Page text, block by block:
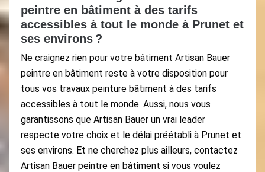
peintre en bâtiment à des tarifs
accessibles à tout le monde à Prunet et
ses environs ?
Ne craignez rien pour votre bâtiment Artisan Bauer
peintre en bâtiment reste à votre disposition pour
tous vos travaux peinture bâtiment à des tarifs
accessibles à tout le monde. Aussi, nous vous
garantissons que Artisan Bauer un vrai leader
respecte votre choix et le délai préétabli à Prunet et
ses environs. Et ne cherchez plus ailleurs, contactez
Artisan Bauer peintre en bâtiment si vous voulez